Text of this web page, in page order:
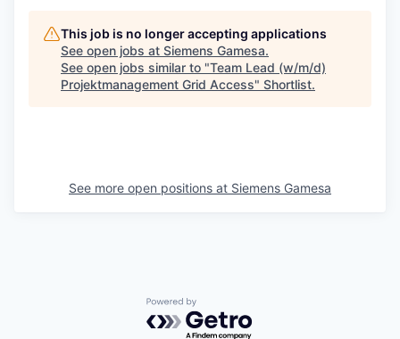
This job is no longer accepting applications
See open jobs at Siemens Gamesa.
See open jobs similar to "Team Lead (w/m/d)
Projektmanagement Grid Access" Shortlist.
See more open positions at Siemens Gamesa
Powered by Getro.com